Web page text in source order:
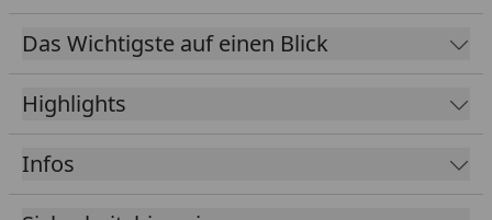
Platz – für eine bestmögliche Qualität in jeder Note,
jeder Nuance, in jedem Moment. Die Gerüche
stammen direkt aus dem Schwarzwald und geben dir
ein wundervolles Waldbadeerlebnis.
Das Wichtigste auf einen Blick
Highlights
Infos